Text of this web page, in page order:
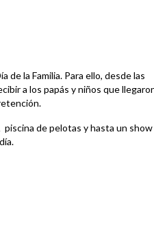
de la Familia. Para ello, desde las
a los papás y niños que
de pelotas y hasta un show